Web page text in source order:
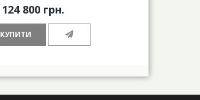
124 800 грн.
КУПИТИ